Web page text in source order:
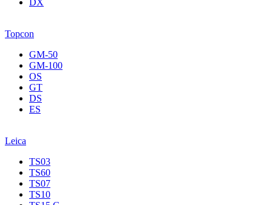
Topcon
GM-50
GM-100
OS
GT
DS
ES
Leica
TS03
TS60
TS07
TS10